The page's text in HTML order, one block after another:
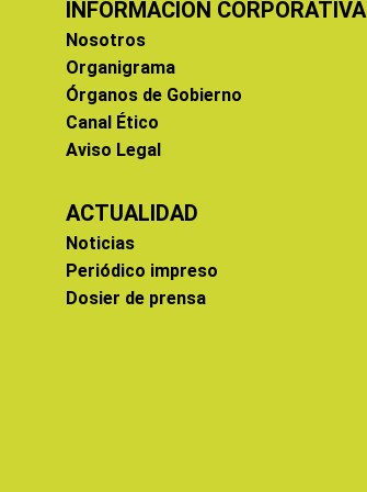
INFORMACIÓN CORPORATIVA
Nosotros
Organigrama
Órganos de Gobierno
Canal Ético
Aviso Legal
ACTUALIDAD
Noticias
Periódico impreso
Dosier de prensa